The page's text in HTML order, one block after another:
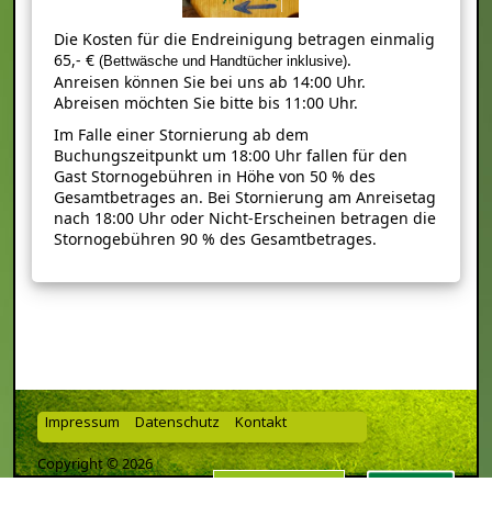
Die Kosten für die Endreinigung betragen einmalig
65,- € (Bettwäsche und Handtücher inklusive).
Anreisen können Sie bei uns ab 14:00 Uhr.
Abreisen möchten Sie bitte bis 11:00 Uhr.
Im Falle einer Stornierung ab dem
Buchungszeitpunkt um 18:00 Uhr fallen für den
Gast Stornogebühren in Höhe von 50 % des
Gesamtbetrages an. Bei Stornierung am Anreisetag
nach 18:00 Uhr oder Nicht-Erscheinen betragen die
Stornogebühren 90 % des Gesamtbetrages.
Impressum Datenschutz Kontakt
Copyright © 2026